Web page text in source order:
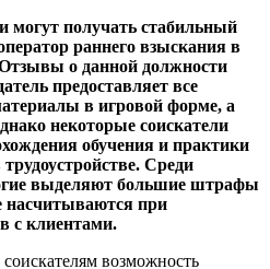
могут получать стабильный
раннего взыскания в
о данной должности
предоставляет все
в игровой форме, а
некоторые соискатели
обучения и практики
Среди
выделяют большие штрафы
насчитываются при
с клиентами.
соискателям возможность